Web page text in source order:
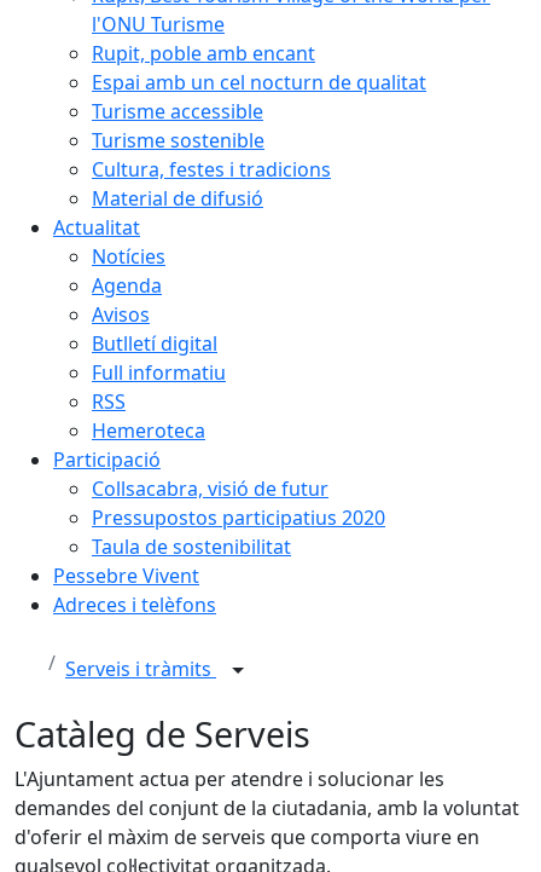
l'ONU Turisme
Rupit, poble amb encant
Espai amb un cel nocturn de qualitat
Turisme accessible
Turisme sostenible
Cultura, festes i tradicions
Material de difusió
Actualitat
Notícies
Agenda
Avisos
Butlletí digital
Full informatiu
RSS
Hemeroteca
Participació
Collsacabra, visió de futur
Pressupostos participatius 2020
Taula de sostenibilitat
Pessebre Vivent
Adreces i telèfons
Serveis i tràmits
Catàleg de Serveis
L'Ajuntament actua per atendre i solucionar les
demandes del conjunt de la ciutadania, amb la voluntat
d'oferir el màxim de serveis que comporta viure en
qualsevol col·lectivitat organitzada.